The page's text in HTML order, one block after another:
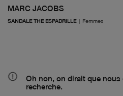
MARC JACOBS
SANDALE THE ESPADRILLE| Femmes
Oh non, on dirait que nous
recherche.